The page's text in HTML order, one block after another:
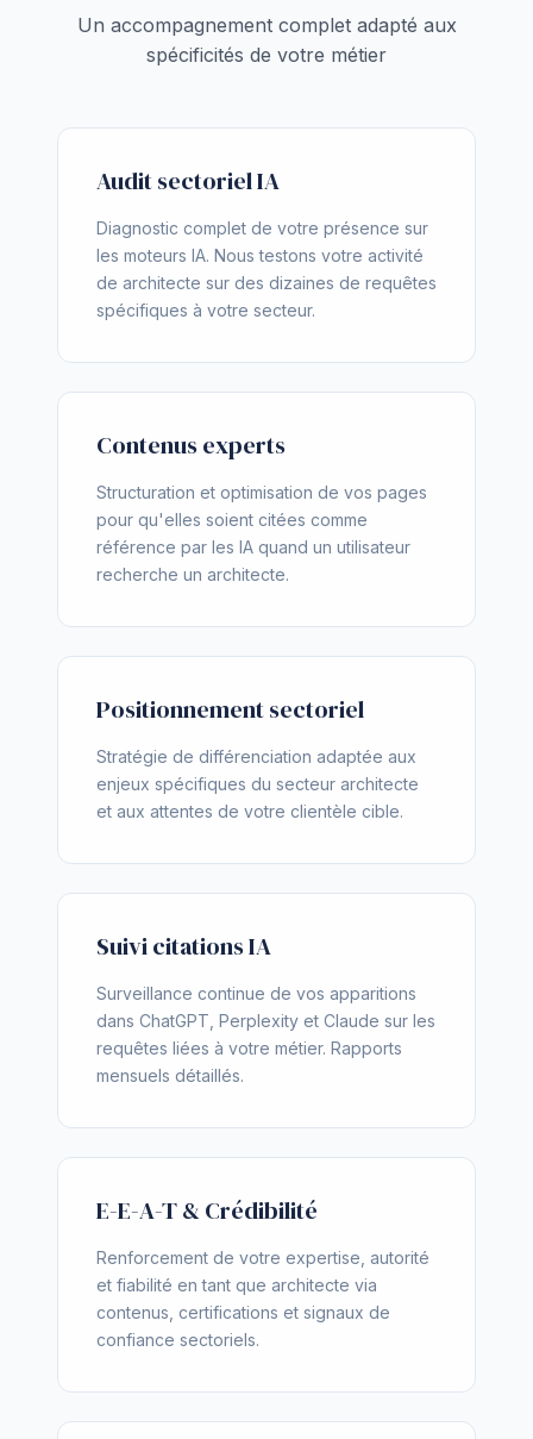
Un accompagnement complet adapté aux
spécificités de votre métier
Audit sectoriel IA
Diagnostic complet de votre présence sur
les moteurs IA. Nous testons votre activité
de architecte sur des dizaines de requêtes
spécifiques à votre secteur.
Contenus experts
Structuration et optimisation de vos pages
pour qu'elles soient citées comme
référence par les IA quand un utilisateur
recherche un architecte.
Positionnement sectoriel
Stratégie de différenciation adaptée aux
enjeux spécifiques du secteur architecte
et aux attentes de votre clientèle cible.
Suivi citations IA
Surveillance continue de vos apparitions
dans ChatGPT, Perplexity et Claude sur les
requêtes liées à votre métier. Rapports
mensuels détaillés.
E-E-A-T & Crédibilité
Renforcement de votre expertise, autorité
et fiabilité en tant que architecte via
contenus, certifications et signaux de
confiance sectoriels.